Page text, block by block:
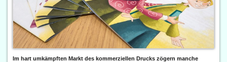
Im hart umkämpften Markt des kommerziellen Drucks zögern manche